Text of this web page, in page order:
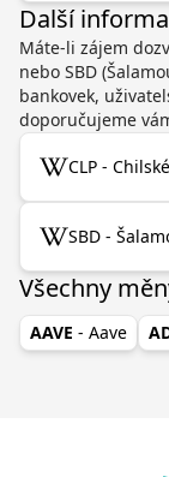
Další
Máte-li zájem
nebo SBD
bankovek,
doporučujeme
CLP -
SBD -
Všechny
AAVE - Aave